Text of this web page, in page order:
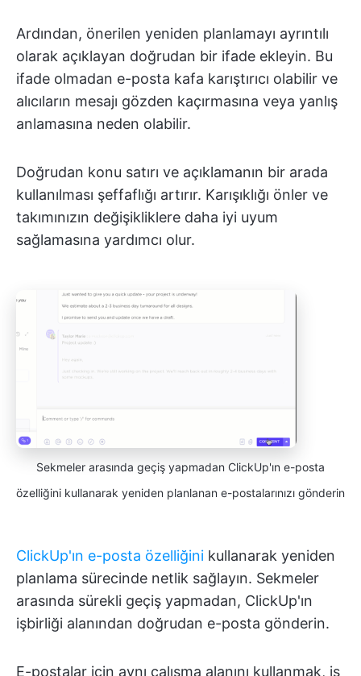
Ardından, önerilen yeniden planlamayı ayrıntılı
olarak açıklayan doğrudan bir ifade ekleyin. Bu
ifade olmadan e-posta kafa karıştırıcı olabilir ve
alıcıların mesajı gözden kaçırmasına veya yanlış
anlamasına neden olabilir.
Doğrudan konu satırı ve açıklamanın bir arada
kullanılması şeffaflığı artırır. Karışıklığı önler ve
takımınızın değişikliklere daha iyi uyum
sağlamasına yardımcı olur.
Sekmeler arasında geçiş yapmadan ClickUp'ın e-posta
özelliğini kullanarak yeniden planlanan e-postalarınızı gönderin
ClickUp'ın e-posta özelliğini kullanarak yeniden
planlama sürecinde netlik sağlayın. Sekmeler
arasında sürekli geçiş yapmadan, ClickUp'ın
işbirliği alanından doğrudan e-posta gönderin.
E-postalar için aynı çalışma alanını kullanmak, iş